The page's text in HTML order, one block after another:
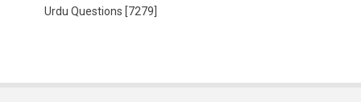
Urdu Questions [7279]